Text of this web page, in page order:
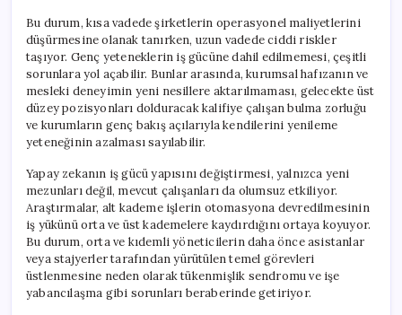
Bu durum, kısa vadede şirketlerin operasyonel maliyetlerini
düşürmesine olanak tanırken, uzun vadede ciddi riskler
taşıyor. Genç yeteneklerin iş gücüne dahil edilmemesi, çeşitli
sorunlara yol açabilir. Bunlar arasında, kurumsal hafızanın ve
mesleki deneyimin yeni nesillere aktarılmaması, gelecekte üst
düzey pozisyonları dolduracak kalifiye çalışan bulma zorluğu
ve kurumların genç bakış açılarıyla kendilerini yenileme
yeteneğinin azalması sayılabilir.
Yapay zekanın iş gücü yapısını değiştirmesi, yalnızca yeni
mezunları değil, mevcut çalışanları da olumsuz etkiliyor.
Araştırmalar, alt kademe işlerin otomasyona devredilmesinin
iş yükünü orta ve üst kademelere kaydırdığını ortaya koyuyor.
Bu durum, orta ve kıdemli yöneticilerin daha önce asistanlar
veya stajyerler tarafından yürütülen temel görevleri
üstlenmesine neden olarak tükenmişlik sendromu ve işe
yabancılaşma gibi sorunları beraberinde getiriyor.